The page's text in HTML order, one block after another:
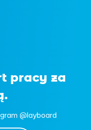
pracy za
@layboard